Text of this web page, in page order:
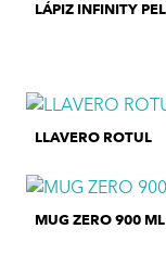
LÁPIZ INFINITY
LLAVERO ROTUL
MUG ZERO 900 ML